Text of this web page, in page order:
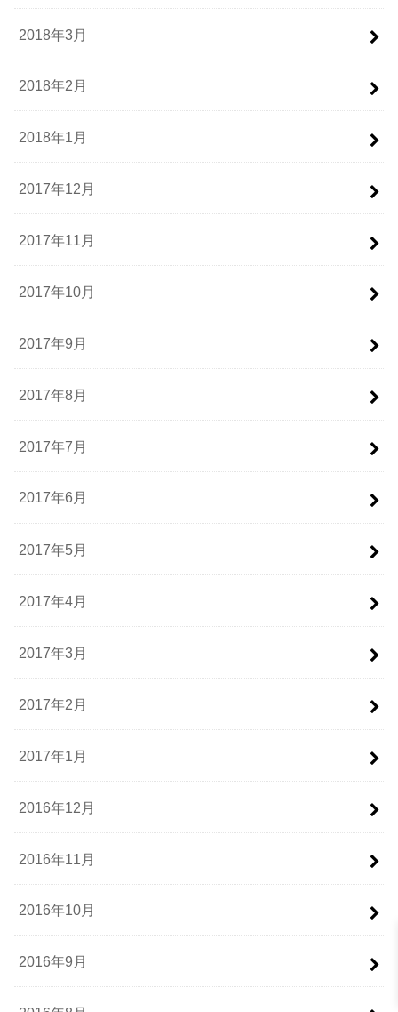
2018年3月
2018年2月
2018年1月
2017年12月
2017年11月
2017年10月
2017年9月
2017年8月
2017年7月
2017年6月
2017年5月
2017年4月
2017年3月
2017年2月
2017年1月
2016年12月
2016年11月
2016年10月
2016年9月